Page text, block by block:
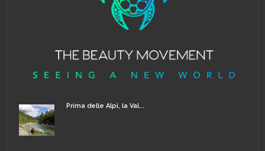
Prima delle Alpi, la Val...